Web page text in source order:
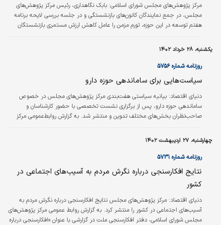
مرکز پژوهش‌های مجلس شورای اسلامی: بابک نگاهداری، رئیس مرکز پژوهش‌های
مجلس، در جمع نمایندگان کانون‌های بازنشستگی و در جلسه بررسی لایحه برنامه
هفتم توسعه در این حوزه، تورم مزمن را عامل کاهش ارزش مستمری بازنشستگان
مستمری بازنشستگان تاکید کرده است. در راستای اخذ نظر صاحب‌نظران و نخبگان
در خصوص برنامه هفتم توسعه، نشست بررسی مسائل و دغدغه‌های بازنشستگان
پیرامون برنامه هفتم توسعه با حضور رئیس مرکز پژوهش‌های مجلس شورای اسلامی
یکشنبه، ۲۸ خرداد ۱۴۰۲
روزنامه شماره ۵۷۵۶
سیاست‌هایی برای ساماندهی حوزه دارو
دنیای اقتصاد: بیانیه سیاستی هفت‌‌بندی مرکز پژوهش‌های مجلس در خصوص
ساماندهی حوزه دارو، پس از برگزاری نشست تخصصی با حضور کارشناسان و
صاحب‌نظران بخش‌های مختلف تدوین و منتشر شد. به گزارش روابط‌عمومی مرکز
مختلفی نظیر کمبود برخی اقلام و همچنین پرداخت زیاد از جیب مردم مواجه بوده
که دسترسی بیماران را با چالش مواجه کرده است.
چهارشنبه، ۲۷ اردیبهشت ۱۴۰۲
روزنامه شماره ۵۷۳۱
نتایج افکارسنجی درباره نگرش مردم به آسیب‌های اجتماعی در
کشور
دنیای اقتصاد: مرکز پژوهش‌های مجلس نتایج افکارسنجی درباره نگرش مردم به
آسیب‌های اجتماعی در کشور را منتشر کرد. به گزارش روابط عمومی مرکز پژوهش‌های
مجلس شورای اسلامی، دفتر افکارسنجی ملت در گزارشی با عنوان «افکارسنجی درباره